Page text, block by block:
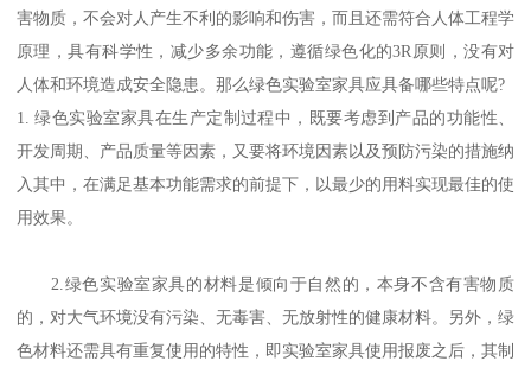
害物质，不会对人产生不利的影响和伤害，而且还需符合人体工程学
原理，具有科学性，减少多余功能，遵循绿色化的3R原则，没有对
人体和环境造成安全隐患。那么绿色实验室家具应具备哪些特点呢?
1. 绿色实验室家具在生产定制过程中，既要考虑到产品的功能性、
开发周期、产品质量等因素，又要将环境因素以及预防污染的措施纳
入其中，在满足基本功能需求的前提下，以最少的用料实现最佳的使
用效果。
2.绿色实验室家具的材料是倾向于自然的，本身不含有害物质
的，对大气环境没有污染、无毒害、无放射性的健康材料。另外，绿
色材料还需具有重复使用的特性，即实验室家具使用报废之后，其制